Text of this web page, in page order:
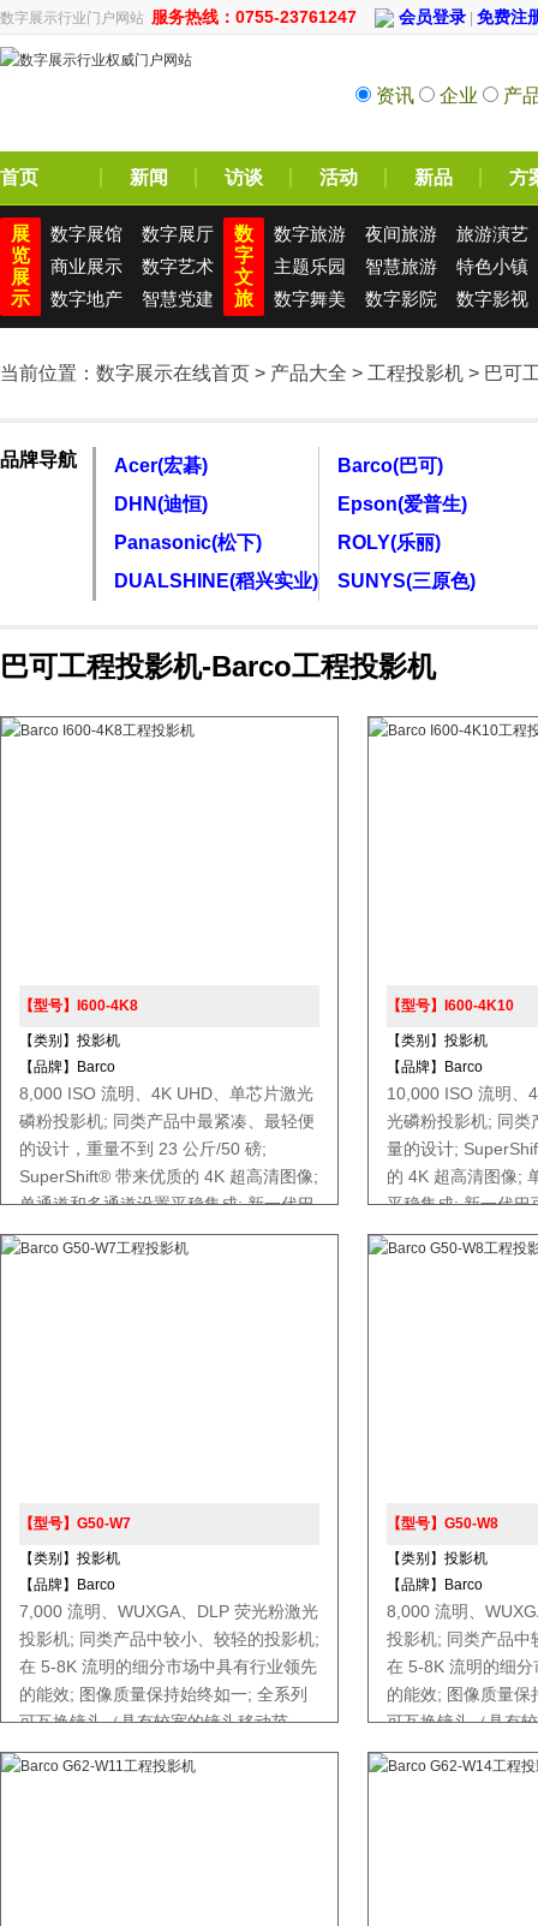
数字展示行业门户网站 服务热线：0755-23761247 会员登录 免费注
资讯 企业 产
首页 新闻 访谈 活动 新品 方
展
览
展
示
数字展馆
数字展厅
商业展示
数字艺术
数字地产
智慧党建
数
字
文
旅
数字旅游 夜间旅游
旅游演艺
主题乐园
智慧旅游
特色小镇
数字舞美
数字影院 数字影视
当前位置： 数字展示在线首页 > 产品大全 > 工程投影机 > 巴可
品牌导航 Acer(宏碁)
Barco(巴可)
DHN(迪恒)
Epson(爱普生)
Panasonic(松下)
ROLY(乐丽)
DUALSHINE(稻兴实业)
SUNYS(三原色)
巴可工程投影机-Barco工程投影机
【型号】I600‑4K8
【类别】投影机
【品牌】Barco
8,000 ISO 流明、4K UHD、单芯片激光
磷粉投影机; 同类产品中最紧凑、最轻便
的设计，重量不到 23 公斤/50 磅;
SuperShift® 带来优质的 4K 超高清图像;
单通道和多通道设置平稳集成; 新一代巴
可 Pulse 电子产品;
【型号】I600‑4K10
【类别】投影机
【品牌】Barco
10,000 ISO 流明、
光磷粉投影机; 同类
量的设计;
的 4K 超高清图像;
平稳集成; 新一代巴
【型号】G50‑W7
【类别】投影机
【品牌】Barco
7,000 流明、WUXGA、DLP 荧光粉激光
投影机; 同类产品中较小、较轻的投影机;
在 5-8K 流明的细分市场中具有行业领先
的能效; 图像质量保持始终如一; 全系列
可互换镜头（具有较宽的镜头移动范
围）; 有保障的服务和支持 ;
【型号】G50-W8
【类别】投影机
【品牌】Barco
8,000 流明、
投影机; 同类产品中
在 5-8K 流明的细
的能效; 图像质量保
可互换镜头（具有
围）; 有保障的服务